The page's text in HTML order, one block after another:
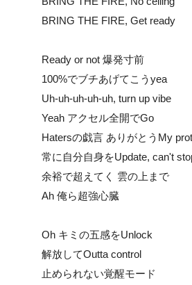
BRING THE FIRE, Get ready
Ready or not 爆発寸前
100%でブチあげてこうyea
Uh-uh-uh-uh-uh, turn up vibe
Yeah アクセル全開でGo
Hatersの戯言 ありがとうMy
常に自分自身をUpdate, can't
余裕で超えてく 雲の上まで
Ah 俺ら超強心臓
Oh キミの五感をUnlock
解放してOutta control
止められない覚醒モード